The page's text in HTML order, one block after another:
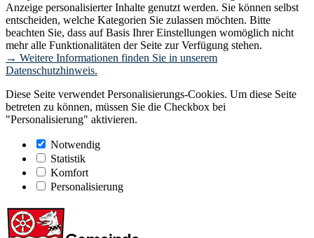
Anzeige personalisierter Inhalte genutzt werden. Sie können selbst
entscheiden, welche Kategorien Sie zulassen möchten. Bitte
beachten Sie, dass auf Basis Ihrer Einstellungen womöglich nicht
mehr alle Funktionalitäten der Seite zur Verfügung stehen.
→ Weitere Informationen finden Sie in unserem
Datenschutzhinweis.
Diese Seite verwendet Personalisierungs-Cookies. Um diese Seite
betreten zu können, müssen Sie die Checkbox bei
"Personalisierung" aktivieren.
Notwendig
Statistik
Komfort
Personalisierung